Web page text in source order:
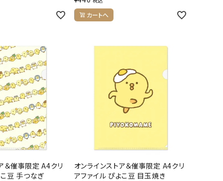
カートへ
＆催事限定 A4クリ
豆 手つなぎ
オンラインストア＆催事限定 A4クリ
アファイル ぴよこ豆 目玉焼き